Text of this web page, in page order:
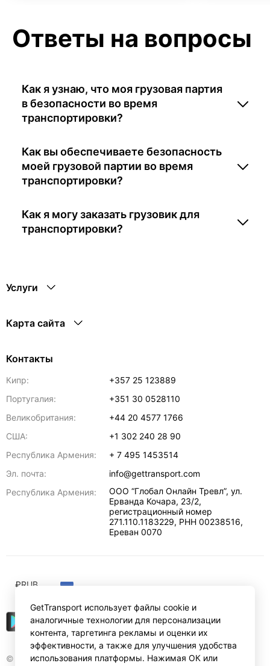
Ответы на вопросы
Как я узнаю, что моя грузовая партия
в безопасности во время
транспортировки?
Как вы обеспечиваете безопасность
моей грузовой партии во время
транспортировки?
Как я могу заказать грузовик для
транспортировки?
Услуги
Карта сайта
Контакты
Кипр:
+357 25 123889
Португалия:
+351 30 0528110
Великобритания:
+44 20 4577 1766
США:
+1 302 240 28 90
Республика Армения:
+ 7 495 1453514
Эл. почта:
info@gettransport.com
Республика Армения:
ООО “Глобал Онлайн Тревл”, ул.
Ерванда Кочара, 23/2,
регистрационный номер
271.110.1183229, РНН 00238516,
Ереван 0070
© Gettransport International Limited. GetTransport®
₽RUB
GetTransport использует файлы cookie и
аналогичные технологии для персонализации
контента, таргетинга рекламы и оценки их
эффективности, а также для улучшения удобства
использования платформы. Нажимая ОК или